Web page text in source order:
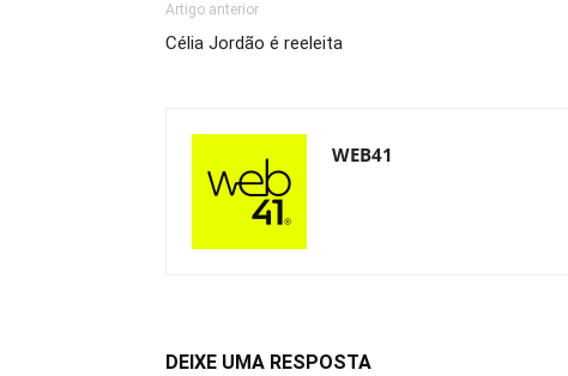
Artigo anterior
Célia Jordão é reeleita
WEB41
DEIXE UMA RESPOSTA